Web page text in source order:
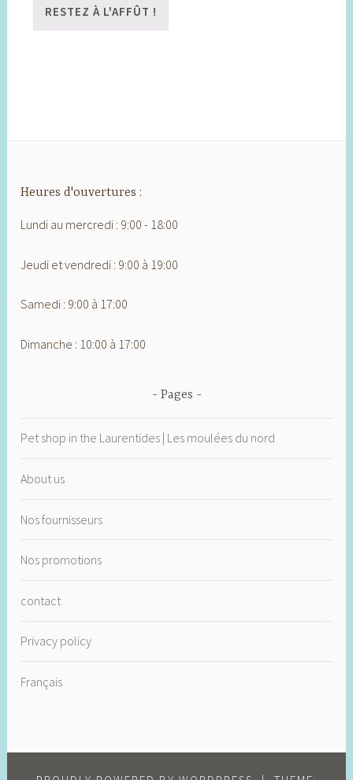
Heures d'ouvertures :
Lundi au mercredi : 9:00 - 18:00
Jeudi et vendredi : 9:00 à 19:00
Samedi : 9:00 à 17:00
Dimanche : 10:00 à 17:00
Pages
Pet shop in the Laurentides | Les moulées du nord
About us
Nos fournisseurs
Nos promotions
contact
Privacy policy
Français